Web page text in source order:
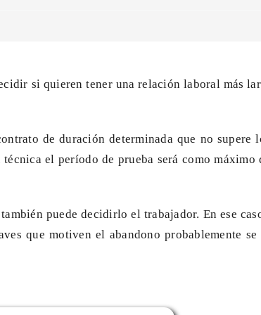
si quieren tener una relación laboral más
de duración determinada que no supere
el período de prueba será como máximo
puede decidirlo el trabajador. En ese
que motiven el abandono probablemente